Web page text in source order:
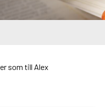
som till Alex